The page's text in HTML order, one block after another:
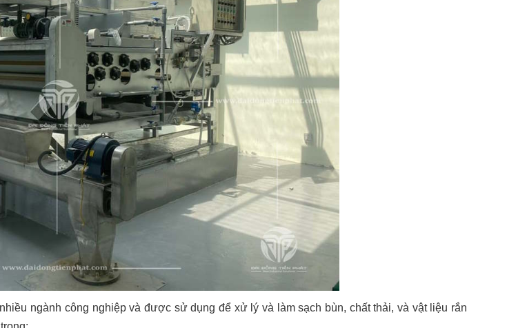
ngành công nghiệp và được sử dụng để xử lý và làm sạch bùn, chất thải, và vật liệu rắn